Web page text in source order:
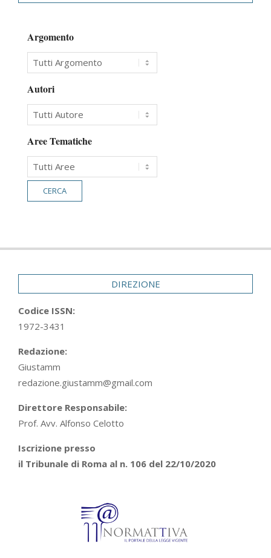
Argomento
Autori
Aree Tematiche
DIREZIONE
Codice ISSN:
1972-3431
Redazione:
Giustamm
redazione.giustamm@gmail.com
Direttore Responsabile:
Prof. Avv. Alfonso Celotto
Iscrizione presso
il Tribunale di Roma al n. 106 del 22/10/2020